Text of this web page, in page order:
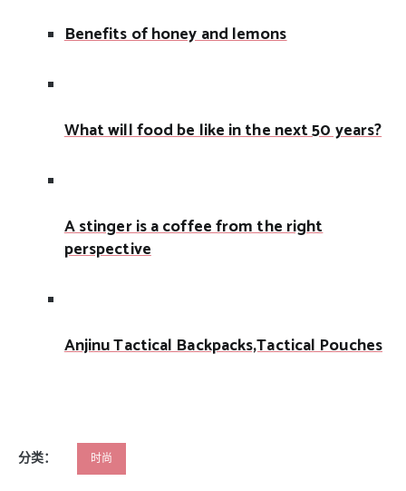
Benefits of honey and lemons
What will food be like in the next 50 years?
A stinger is a coffee from the right
perspective
Anjinu Tactical Backpacks,Tactical Pouches
分类： 时尚